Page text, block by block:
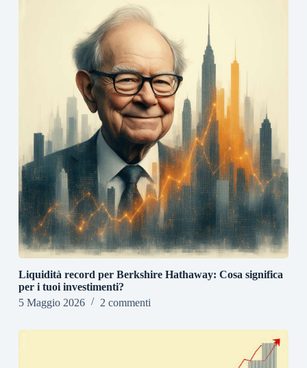
Liquidità record per Berkshire Hathaway: Cosa significa
per i tuoi investimenti?
5 Maggio 2026
2 commenti